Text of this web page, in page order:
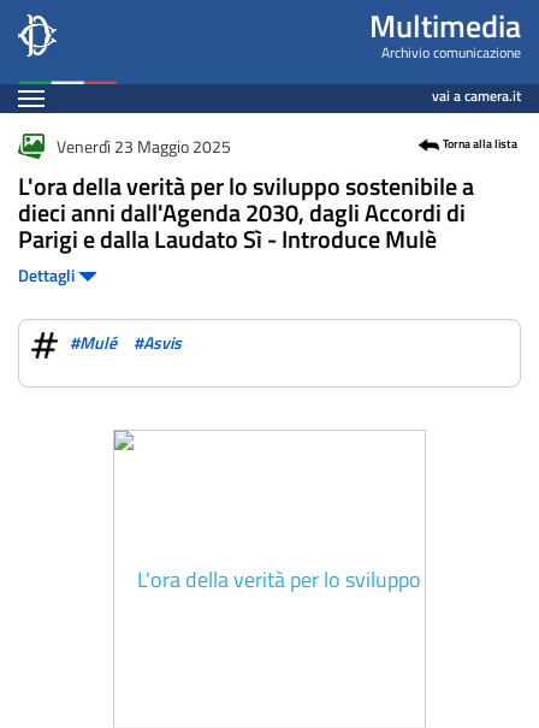
Salta
contenuto
principale
Fotogallery Multimedia
Archivio comunicazione
Espandi vai a camera.it
Contenuto
Venerdì 23 Maggio 2025 Torna alla lista
L'ora della verità per lo sviluppo sostenibile a
dieci anni dall'Agenda 2030, dagli Accordi di
Parigi e dalla Laudato Sì - Introduce Mulè
Dettagli
#Mulé #Asvis